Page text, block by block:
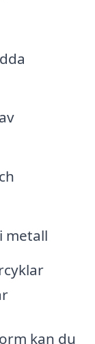
metall
kan du